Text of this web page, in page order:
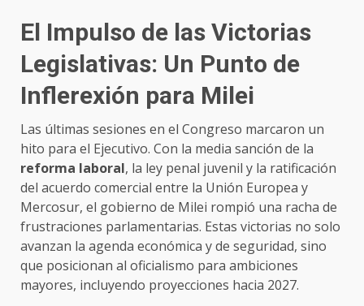
El Impulso de las Victorias
Legislativas: Un Punto de
Inflerexión para Milei
Las últimas sesiones en el Congreso marcaron un
hito para el Ejecutivo. Con la media sanción de la
reforma laboral, la ley penal juvenil y la ratificación
del acuerdo comercial entre la Unión Europea y
Mercosur, el gobierno de Milei rompió una racha de
frustraciones parlamentarias. Estas victorias no solo
avanzan la agenda económica y de seguridad, sino
que posicionan al oficialismo para ambiciones
mayores, incluyendo proyecciones hacia 2027.